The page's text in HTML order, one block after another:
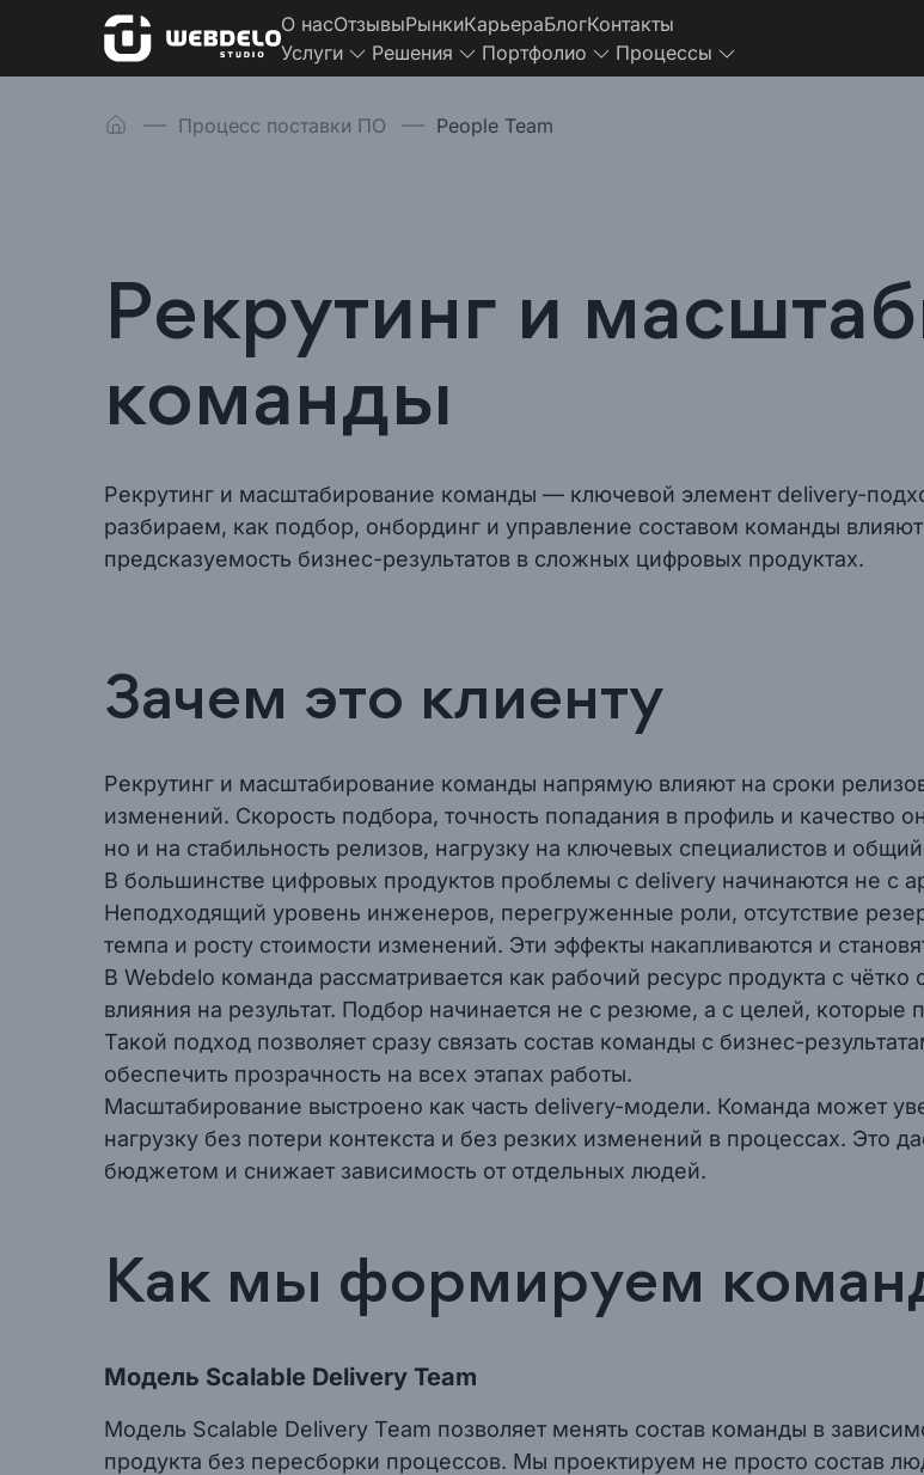
О насОтзывыРынкиКарьераБлогКонтакты
Услуги
Решения Портфолио Процессы
Процесс поставки ПО People Team
Рекрутинг и
команды
Рекрутинг и масштабирование команды — ключевой элемент delivery-
разбираем, как подбор, онбординг и управление составом команды влияют
предсказуемость бизнес-результатов в сложных цифровых продуктах.
Зачем это клиенту
Рекрутинг и масштабирование команды напрямую влияют на сроки
изменений. Скорость подбора, точность попадания в профиль и качество
но и на стабильность релизов, нагрузку на ключевых специалистов и
В большинстве цифровых продуктов проблемы с delivery начинаются не с
Неподходящий уровень инженеров, перегруженные роли, отсутствие
темпа и росту стоимости изменений. Эти эффекты накапливаются и
В Webdelo команда рассматривается как рабочий ресурс продукта с
влияния на результат. Подбор начинается не с резюме, а с целей,
Такой подход позволяет сразу связать состав команды с бизнес-
обеспечить прозрачность на всех этапах работы.
Масштабирование выстроено как часть delivery-модели. Команда может
нагрузку без потери контекста и без резких изменений в процессах. Это
бюджетом и снижает зависимость от отдельных людей.
Как мы формируем
Модель Scalable Delivery Team
Модель Scalable Delivery Team позволяет менять состав команды в
продукта без пересборки процессов. Мы проектируем не просто состав